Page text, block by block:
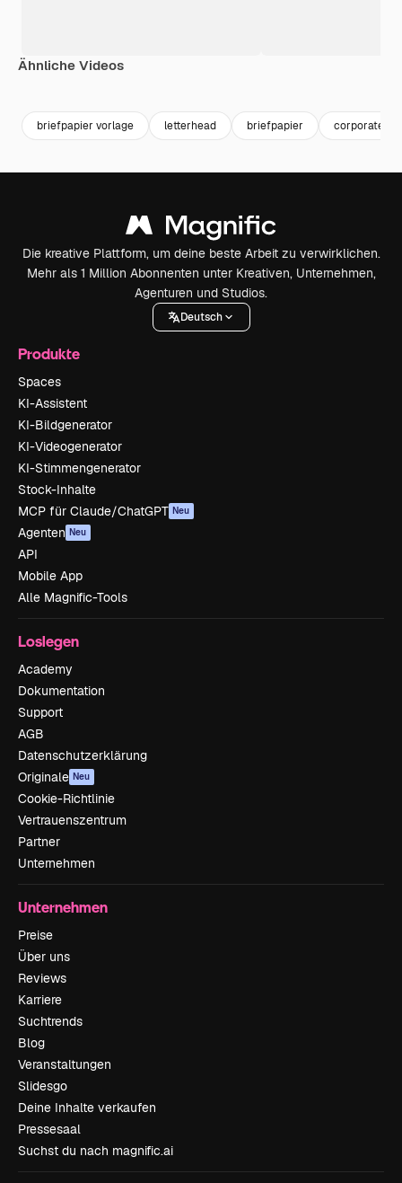
Ähnliche Videos
briefpapier vorlage letterhead briefpapier corporate
Die kreative Plattform, um deine beste Arbeit zu verwirklichen.
Mehr als 1 Million Abonnenten unter Kreativen, Unternehmen,
Agenturen und Studios.
Deutsch
Produkte
Spaces
KI-Assistent
KI-Bildgenerator
KI-Videogenerator
KI-Stimmengenerator
Stock-Inhalte
MCP für Claude/ChatGPT Neu
Agenten Neu
API
Mobile App
Alle Magnific-Tools
Loslegen
Academy
Dokumentation
Support
AGB
Datenschutzerklärung
Originale Neu
Cookie-Richtlinie
Vertrauenszentrum
Partner
Unternehmen
Unternehmen
Preise
Über uns
Reviews
Karriere
Suchtrends
Blog
Veranstaltungen
Slidesgo
Deine Inhalte verkaufen
Pressesaal
Suchst du nach magnific.ai